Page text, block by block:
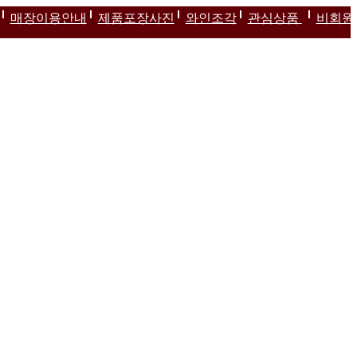
매장이용안내 제품포장사진 와인조각 관심상품
비회